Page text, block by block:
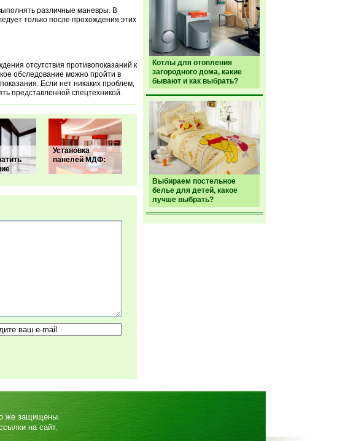
Котлы для отопления
загородного дома, какие
бывают и как выбрать?
Выбираем постельное
белье для детей, какое
лучше выбрать?
различные маневры. В
только после прохождения этих
отсутствия противопоказаний к
обследование можно пройти в
Если нет никаких проблем,
представленной спецтехникой.
Установка
панелей МДФ:
же защищены.
на сайт.